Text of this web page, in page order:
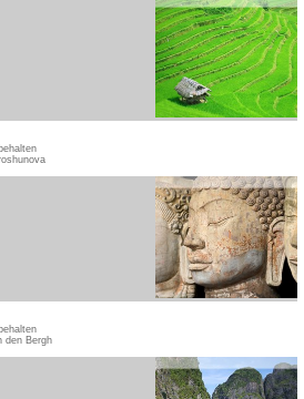
den Bergh